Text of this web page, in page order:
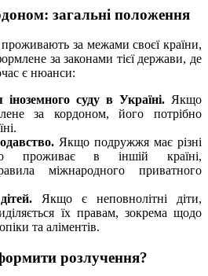
загальні положення
за межами своєї країни,
за законами тієї держави, де
є нюанси:
суду в Україні. Якщо
за кордоном, його потрібно
Якщо подружжя має різні
проживає в іншій країні,
міжнародного приватного
Якщо є неповнолітні діти,
їх правам, зокрема щодо
та аліментів.
розлучення?